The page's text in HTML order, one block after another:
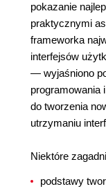
pokazanie
praktycznymi
frameworka
interfejsów
— wyjaśniono
programowania
do tworzenia
utrzymaniu
Niektóre
podstawy